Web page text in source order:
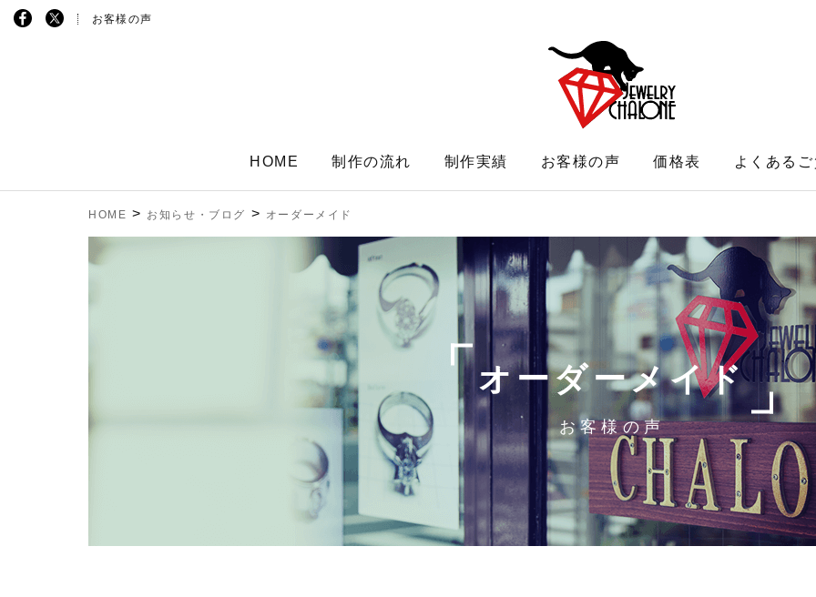
お客様の声
HOME 制作の流れ 制作実績 お客様の声 価格表 よくあるご
HOME > お知らせ・ブログ > オーダーメイド
オーダーメイド
お客様の声